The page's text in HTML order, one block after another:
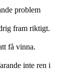
problem
fram riktigt.
få vinna.
inte ren i